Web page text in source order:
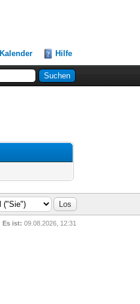
Kalender Hilfe
Es ist: 09.08.2026, 12:31